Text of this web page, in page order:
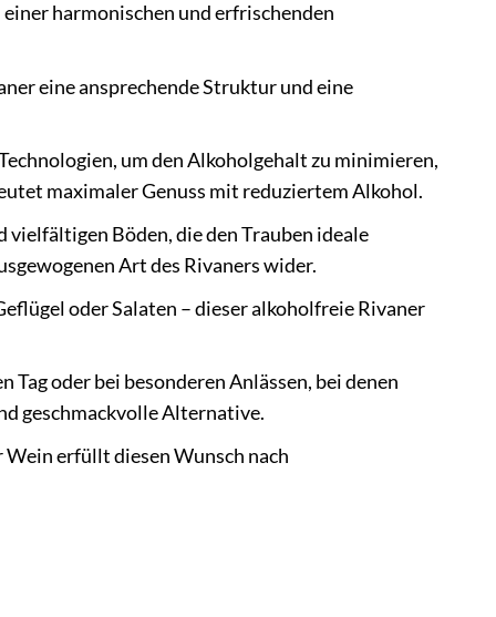
harmonischen und erfrischenden
eine ansprechende Struktur und eine
um den Alkoholgehalt zu minimieren,
maximaler Genuss mit reduziertem Alkohol.
Böden, die den Trauben ideale
Art des Rivaners wider.
oder Salaten – dieser alkoholfreie Rivaner
Tag oder bei besonderen Anlässen, bei denen
geschmackvolle Alternative.
erfüllt diesen Wunsch nach